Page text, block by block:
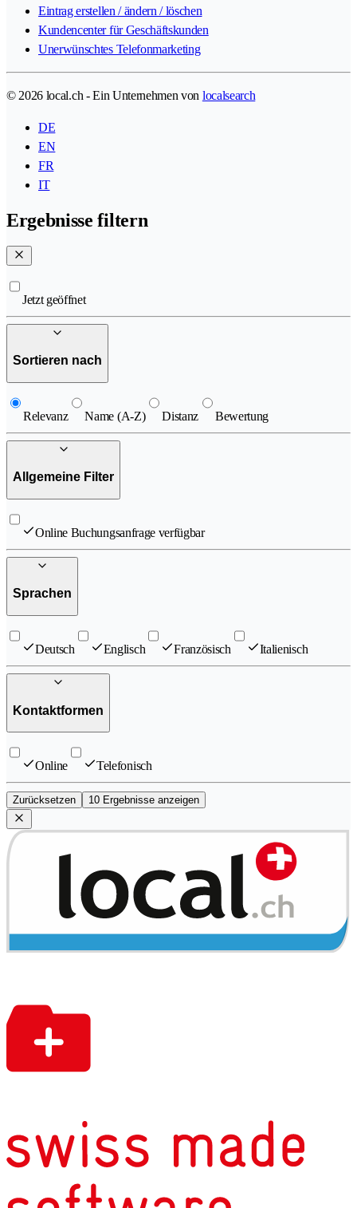
Eintrag erstellen / ändern / löschen
Kundencenter für Geschäftskunden
Unerwünschtes Telefonmarketing
© 2026 local.ch - Ein Unternehmen von localsearch
DE
EN
FR
IT
Ergebnisse filtern
Jetzt geöffnet
Sortieren nach
Relevanz Name (A-Z) Distanz Bewertung
Allgemeine Filter
Online Buchungsanfrage verfügbar
Sprachen
Deutsch Englisch Französisch Italienisch
Kontaktformen
Online Telefonisch
Zurücksetzen 10 Ergebnisse anzeigen